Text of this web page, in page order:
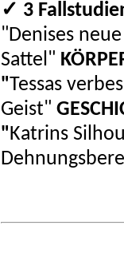
✓ 3
"Denises
Sattel"
"Tessas
Geist"
"Katrins